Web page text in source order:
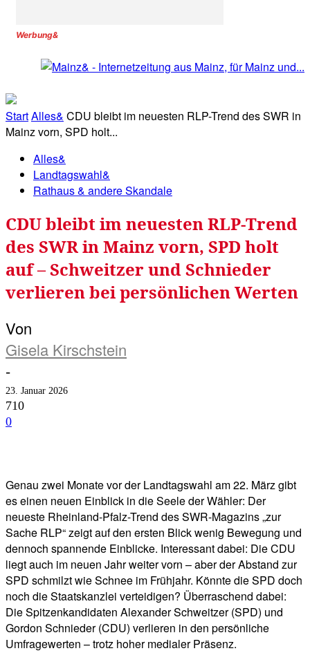
Werbung&
StartAlles& CDU bleibt im neuesten RLP-Trend des SWR in
Mainz vorn, SPD holt...
Alles&
Landtagswahl&
Rathaus & andere Skandale
CDU bleibt im neuesten RLP-Trend
des SWR in Mainz vorn, SPD holt
auf – Schweitzer und Schnieder
verlieren bei persönlichen Werten
Von
Gisela Kirschstein
-
23. Januar 2026
710
0
Genau zwei Monate vor der Landtagswahl am 22. März gibt
es einen neuen Einblick in die Seele der Wähler: Der
neueste Rheinland-Pfalz-Trend des SWR-Magazins „zur
Sache RLP“ zeigt auf den ersten Blick wenig Bewegung und
dennoch spannende Einblicke. Interessant dabei: Die CDU
liegt auch im neuen Jahr weiter vorn – aber der Abstand zur
SPD schmilzt wie Schnee im Frühjahr. Könnte die SPD doch
noch die Staatskanzlei verteidigen? Überraschend dabei:
Die Spitzenkandidaten Alexander Schweitzer (SPD) und
Gordon Schnieder (CDU) verlieren in den persönliche
Umfragewerten – trotz hoher medialer Präsenz.